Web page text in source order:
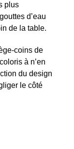
plus
d’eau
de la table.
coins de
à n’en
du design
le côté